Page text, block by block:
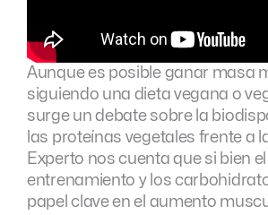
Aunque es posible ganar masa
siguiendo una dieta vegana o
surge un debate sobre la
las proteínas vegetales frente a
Experto nos cuenta que si bien el
entrenamiento y los
papel clave en el aumento